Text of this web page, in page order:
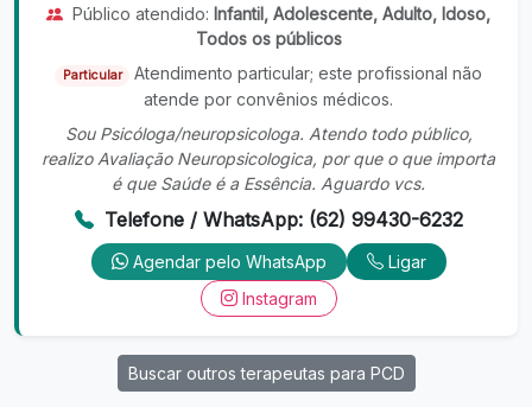
Público atendido: Infantil, Adolescente, Adulto, Idoso,
Todos os públicos
Particular
Atendimento particular; este profissional não
atende por convênios médicos.
Sou Psicóloga/neuropsicologa. Atendo todo público,
realizo Avaliação Neuropsicologica, por que o que importa
é que Saúde é a Essência. Aguardo vcs.
Telefone / WhatsApp: (62) 99430-6232
Agendar pelo WhatsApp
Ligar
Instagram
Buscar outros terapeutas para PCD